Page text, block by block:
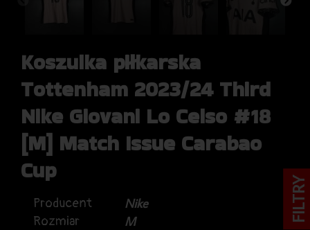
Koszulka piłkarska
Tottenham 2023/24 Third
Nike Giovani Lo Celso #18
[M] Match Issue Carabao
Cup
Producent
Nike
Rozmiar
M
FILTRY